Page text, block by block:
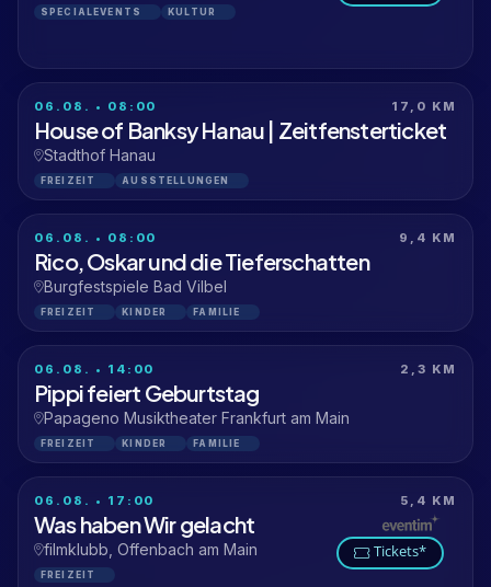
SPECIALEVENTS KULTUR
06.08. • 08:00 17,0 KM
House of Banksy Hanau | Zeitfensterticket
Stadthof Hanau
FREIZEIT AUSSTELLUNGEN
06.08. • 08:00 9,4 KM
Rico, Oskar und die Tieferschatten
Burgfestspiele Bad Vilbel
FREIZEIT KINDER FAMILIE
06.08. • 14:00 2,3 KM
Pippi feiert Geburtstag
Papageno Musiktheater Frankfurt am Main
FREIZEIT KINDER FAMILIE
06.08. • 17:00 5,4 KM
Was haben Wir gelacht
filmklubb, Offenbach am Main
FREIZEIT
Tickets*